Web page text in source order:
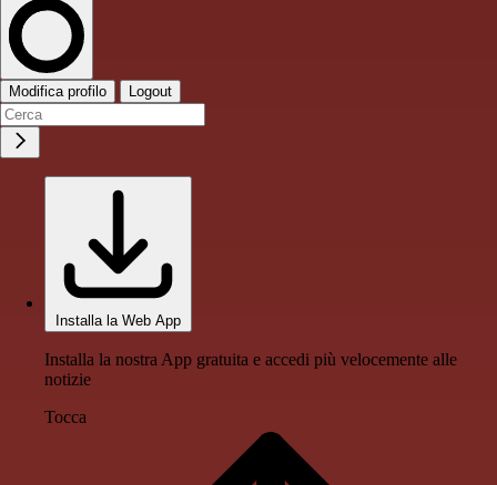
Modifica profilo Logout
Installa la Web App
Installa la nostra App gratuita e accedi più velocemente alle
notizie
Tocca